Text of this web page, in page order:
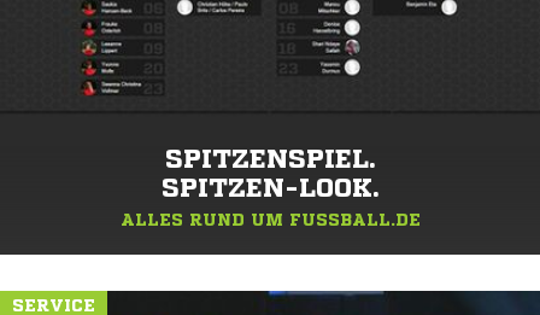
SPITZENSPIEL.
SPITZEN-LOOK.
ALLES RUND UM FUSSBALL.DE
SERVICE